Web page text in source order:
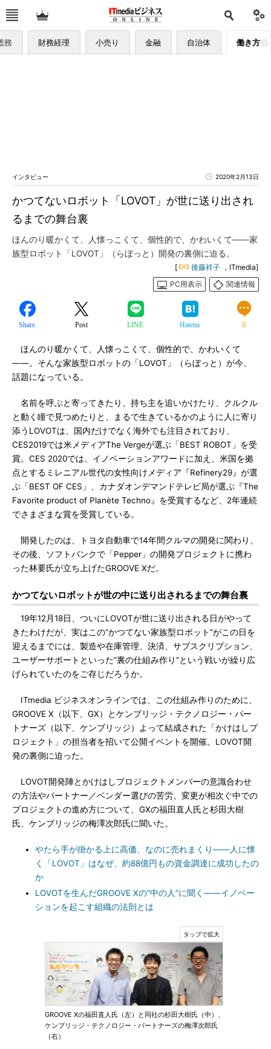
務 財務経理 小売り 金融 自治体 働き方
インタビュー 2020年2月13日
かつてないロボット「LOVOT」が世に送り出され
るまでの舞台裏
ほんのり暖かくて、人懐っこくて、個性的で、かわいくて――家
族型ロボット「LOVOT」（らぼっと）開発の裏側に迫る。
[ 後藤祥子 ，ITmedia]
PC用表示
関連情報
Share Post LINE Hatena 0
ほんのり暖かくて、人懐っこくて、個性的で、かわいくて
――。そんな家族型ロボットの「LOVOT」（らぼっと）が今、
話題になっている。
名前を呼ぶと寄ってきたり、持ち主を追いかけたり、クルクル
と動く瞳で見つめたりと、まるで生きているかのように人に寄り
添うLOVOTは、国内だけでなく海外でも注目されており、
CES2019では米メディアThe Vergeが選ぶ「BEST ROBOT」を受
賞。CES 2020では、イノベーションアワードに加え、米国を拠
点とするミレニアル世代の女性向けメディア『Refinery29』が選
ぶ「BEST OF CES」、カナダオンデマンドテレビ局が選ぶ『The
Favorite product of Planète Techno』を受賞するなど、2年連続
でさまざまな賞を受賞している。
開発したのは、トヨタ自動車で14年間クルマの開発に関わり、
その後、ソフトバンクで「Pepper」の開発プロジェクトに携わ
った林要氏が立ち上げたGROOVE Xだ。
かつてないロボットが世の中に送り出されるまでの舞台裏
19年12月18日、ついにLOVOTが世に送り出される日がやって
きたわけだが、実はこの“かつてない家族型ロボット”がこの日を
迎えるまでには、製造や在庫管理、決済、サブスクリプション、
ユーザーサポートといった“裏の仕組み作り”という戦いが繰り広
げられていたのをご存じだろうか。
ITmedia ビジネスオンラインでは、この仕組み作りのために、
GROOVE X（以下、GX）とケンブリッジ・テクノロジー・パー
トナーズ（以下、ケンブリッジ）よって結成された「かけはしプ
ロジェクト」の担当者を招いて公開イベントを開催。LOVOT開
発の裏側に迫った。
LOVOT開発陣とかけはしプロジェクトメンバーの意識合わせ
の方法やパートナー／ベンダー選びの苦労、変更が相次ぐ中での
プロジェクトの進め方について、GXの福田直人氏と杉田大樹
氏、ケンブリッジの梅澤次郎氏に聞いた。
やたら手が掛かる上に高価、なのに売れまくり――人に懐
く「LOVOT」はなぜ、約88億円もの資金調達に成功したの
か
LOVOTを生んだGROOVE Xの“中の人”に聞く――イノベー
ションを起こす組織の法則とは
GROOVE Xの福田直人氏（左）と同社の杉田大樹氏（中）、
ケンブリッジ・テクノロジー・パートナーズの梅澤次郎氏
（右）